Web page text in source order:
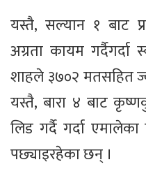
यस्तै, सल्यान १ बाट
अग्रता कायम गर्दैगर्दा
शाहले ३७०२ मतसहित
यस्तै, बारा ४ बाट
लिड गर्दै गर्दा
पछ्याइरहेका छन् ।